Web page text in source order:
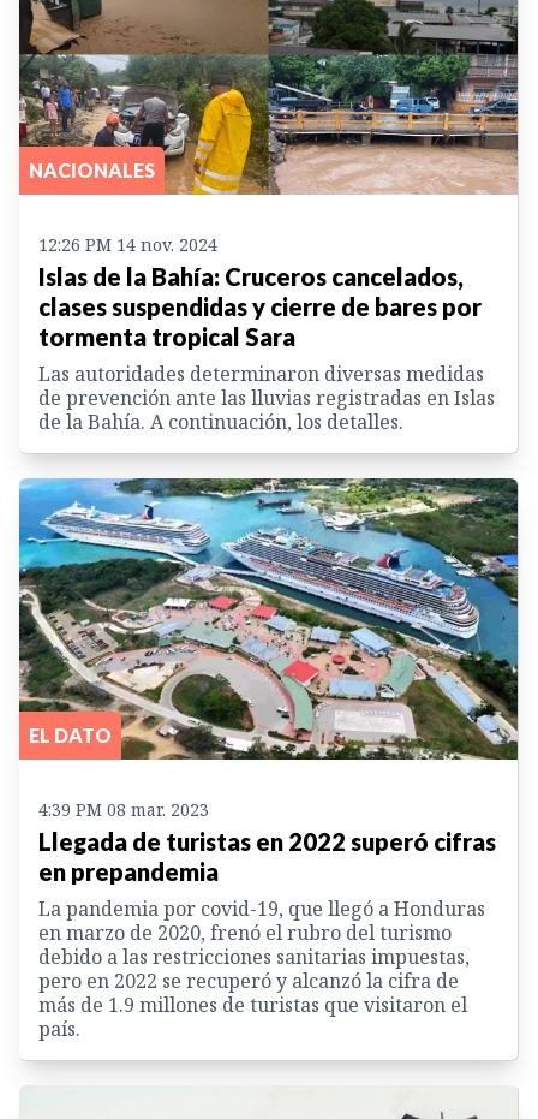
NACIONALES
12:26 PM 14 nov. 2024
Islas de la Bahía: Cruceros cancelados,
clases suspendidas y cierre de bares por
tormenta tropical Sara
Las autoridades determinaron diversas medidas
de prevención ante las lluvias registradas en Islas
de la Bahía. A continuación, los detalles.
EL DATO
4:39 PM 08 mar. 2023
Llegada de turistas en 2022 superó cifras
en prepandemia
La pandemia por covid-19, que llegó a Honduras
en marzo de 2020, frenó el rubro del turismo
debido a las restricciones sanitarias impuestas,
pero en 2022 se recuperó y alcanzó la cifra de
más de 1.9 millones de turistas que visitaron el
país.